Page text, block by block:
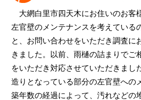
大網白里市四天木にお住いのお客
左官壁のメンテナンスを考えている
と、お問い合わせをいただき調査に
きました。以前、雨樋の詰まりでご
をいただき対応させていただきまし
造りとなっている部分の左官壁への
築年数の経過によって、汚れなどの